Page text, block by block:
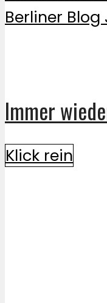
Immer
Klick rein